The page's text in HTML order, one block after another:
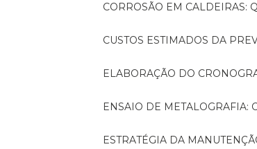
CORROSÃO EM
CUSTOS ESTIMADOS DA
ELABORAÇÃO DO
ENSAIO DE METALOGRAFIA:
ESTRATÉGIA DA